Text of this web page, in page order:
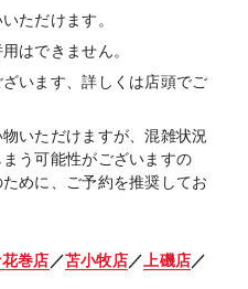
ただけます。
はできません。
います、詳しくは店頭でご
いただけますが、混雑状況
う可能性がございますの
めに、ご予約を推奨してお
巻店 ／苫小牧店／ 上磯店／